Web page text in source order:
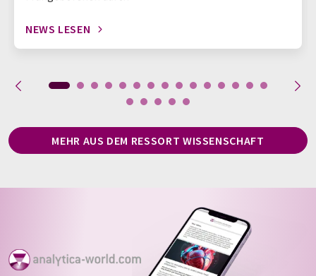
NEWS LESEN
MEHR AUS DEM RESSORT WISSENSCHAFT